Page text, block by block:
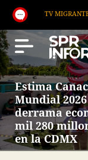
TV MIGRANTE INFORMA
Estima
Mundial
derrama
mil 280
en la CDMX